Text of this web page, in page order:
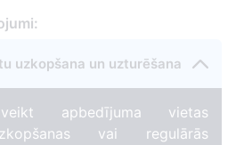
uzkopšana un uzturēšana
apbedījuma vietas
vai regulārās